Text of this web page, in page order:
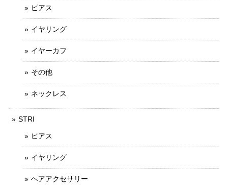
ピアス
イヤリング
イヤーカフ
その他
ネックレス
STRI
ピアス
イヤリング
ヘアアクセサリー